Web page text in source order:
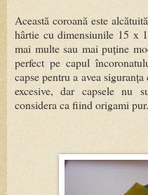
Această coroană este
hârtie cu dimensiunile 15 x
mai multe sau mai puține
perfect pe capul
capse pentru a avea
excesive, dar capsele nu
considera ca fiind origami pur.